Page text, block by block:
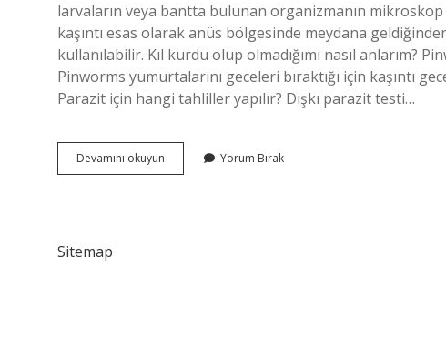
larvaların veya bantta bulunan organizmanın
kaşıntı esas olarak anüs bölgesinde meydana
kullanılabilir. Kıl kurdu olup olmadığımı nasıl anlarım?
Pinworms yumurtalarını geceleri bıraktığı için kaşıntı
Parazit için hangi tahliller yapılır? Dışkı parazit testi…
Devamını okuyun
Kurdu
Yorum Bırak
Sitemap